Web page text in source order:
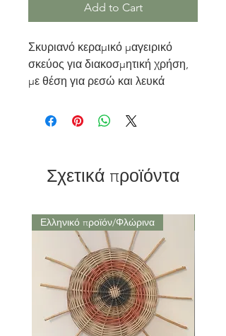
Add to Cart
Σκυριανό κεραμικό μαγειρικό
σκεύος για διακοσμητική χρήση,
με θέση για ρεσώ και λευκά
Ύψος 18εκ και φάρδος 12εκ.
Σχετικά προϊόντα
Ελληνικό προϊόν/Φλώρινα